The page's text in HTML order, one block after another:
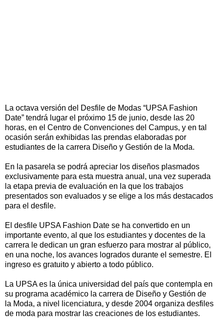
La octava versión del Desfile de Modas “UPSA Fashion
Date” tendrá lugar el próximo 15 de junio, desde las 20
horas, en el Centro de Convenciones del Campus, y en tal
ocasión serán exhibidas las prendas elaboradas por
estudiantes de la carrera Diseño y Gestión de la Moda.
En la pasarela se podrá apreciar los diseños plasmados
exclusivamente para esta muestra anual, una vez superada
la etapa previa de evaluación en la que los trabajos
presentados son evaluados y se elige a los más destacados
para el desfile.
El desfile UPSA Fashion Date se ha convertido en un
importante evento, al que los estudiantes y docentes de la
carrera le dedican un gran esfuerzo para mostrar al público,
en una noche, los avances logrados durante el semestre. El
ingreso es gratuito y abierto a todo público.
​La UPSA es la única universidad del país que contempla en
su programa académico la carrera de Diseño y Gestión de
la Moda, a nivel licenciatura, y desde 2004 organiza desfiles
de moda para mostrar las creaciones de los estudiantes.